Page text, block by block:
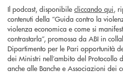
Il podcast, disponibile cliccando qui,
contenuti della “Guida contro la
violenza economica e come si
contrastarla”, promossa da ABI in
Dipartimento per le Pari opportunità
dei Ministri nell’ambito del Protocollo
anche alle Banche e Associazioni dei